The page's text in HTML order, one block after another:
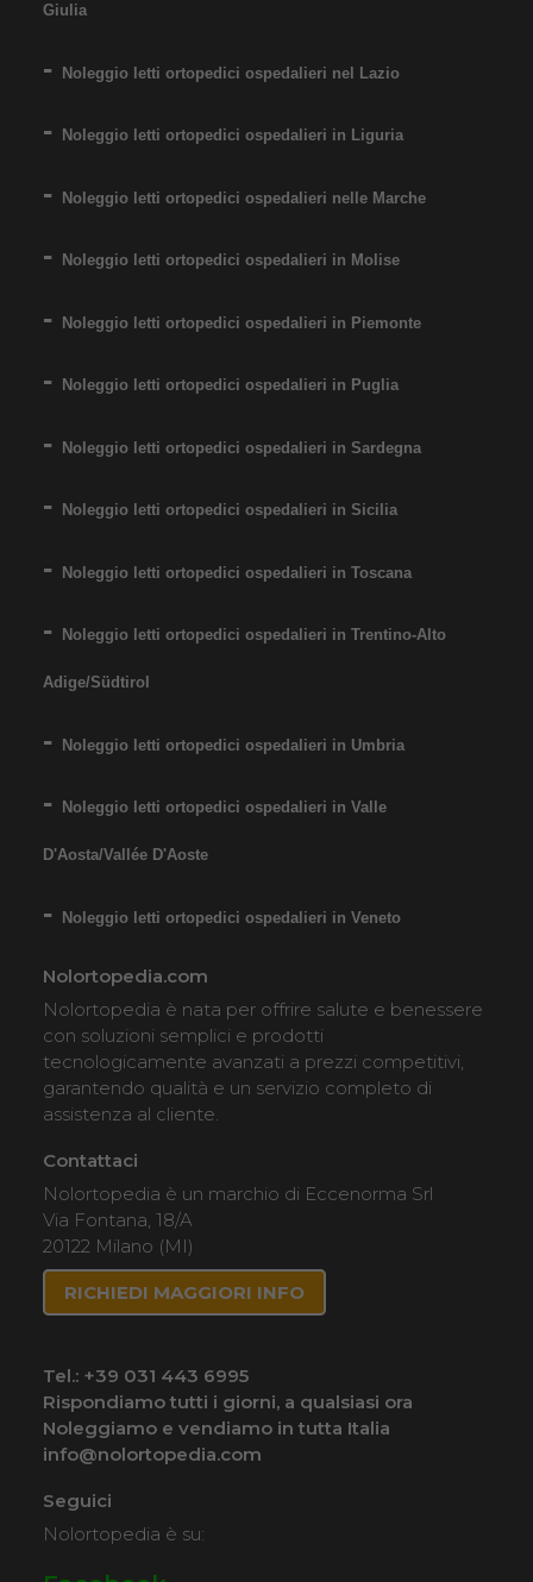
Giulia
Noleggio letti ortopedici ospedalieri nel Lazio
Noleggio letti ortopedici ospedalieri in Liguria
Noleggio letti ortopedici ospedalieri nelle Marche
Noleggio letti ortopedici ospedalieri in Molise
Noleggio letti ortopedici ospedalieri in Piemonte
Noleggio letti ortopedici ospedalieri in Puglia
Noleggio letti ortopedici ospedalieri in Sardegna
Noleggio letti ortopedici ospedalieri in Sicilia
Noleggio letti ortopedici ospedalieri in Toscana
Noleggio letti ortopedici ospedalieri in Trentino-Alto
Adige/Südtirol
Noleggio letti ortopedici ospedalieri in Umbria
Noleggio letti ortopedici ospedalieri in Valle
D'Aosta/Vallée D'Aoste
Noleggio letti ortopedici ospedalieri in Veneto
Nolortopedia.com
Nolortopedia è nata per offrire salute e benessere
con soluzioni semplici e prodotti
tecnologicamente avanzati a prezzi competitivi,
garantendo qualità e un servizio completo di
assistenza al cliente.
Contattaci
Nolortopedia è un marchio di Eccenorma Srl
Via Fontana, 18/A
20122 Milano (MI)
RICHIEDI MAGGIORI INFO
Tel.: +39 031 443 6995
Rispondiamo tutti i giorni, a qualsiasi ora
Noleggiamo e vendiamo in tutta Italia
info@nolortopedia.com
Seguici
Nolortopedia è su: